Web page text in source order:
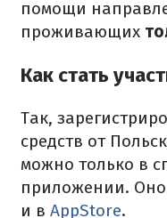
помощи
проживающих
Как стать
Так,
средств от
можно только в
приложении.
и в AppStore.